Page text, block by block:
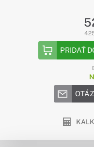
PRIDAŤ